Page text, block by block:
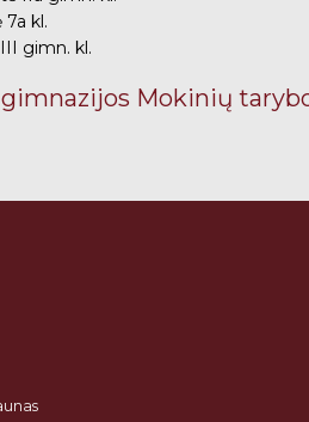
kl.
gimn. kl.
gimnazijos Mokinių